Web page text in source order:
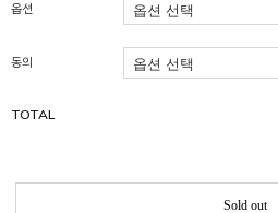
옵션
동의
TOTAL
Sold out